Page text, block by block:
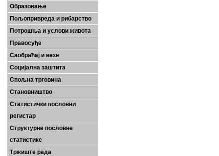
Образовање
Пољопривреда и рибарство
Потрошња и услови живота
Правосуђе
Саобраћај и везе
Социјална заштита
Спољна трговина
Становништво
Статистички пословни
регистар
Структурне пословне
статистике
Тржиште рада